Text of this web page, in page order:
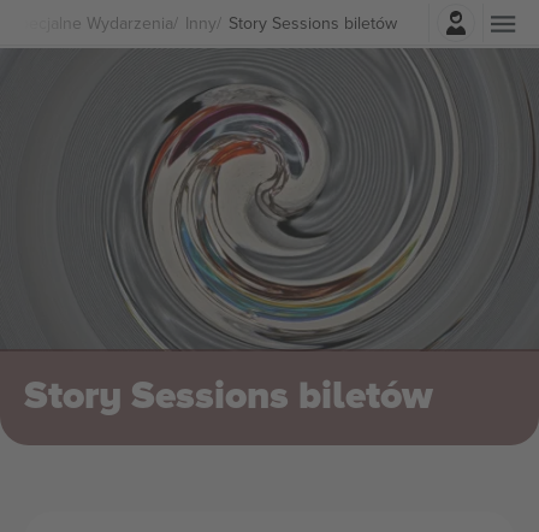
Specjalne Wydarzenia Inny Story Sessions biletów
Zaloguj sie
Story Sessions biletów